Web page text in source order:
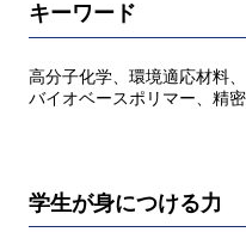
キーワード
高分子化学、環境適応材料
バイオベースポリマー、精
学生が身につける力